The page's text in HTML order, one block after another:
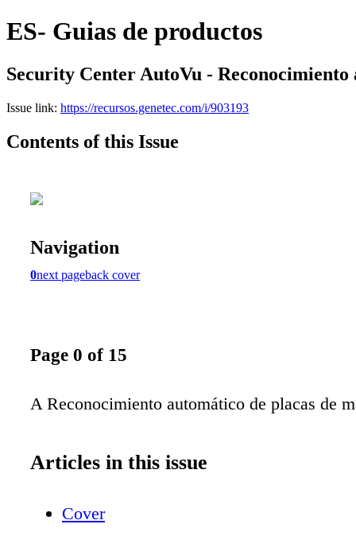
ES- Guias de productos
Security Center AutoVu -
Issue link: https://recursos.genetec.com/i/903193
Contents of this Issue
Navigation
0next pageback cover
Page 0 of 15
A Reconocimiento automático de placas de
Articles in this issue
Cover